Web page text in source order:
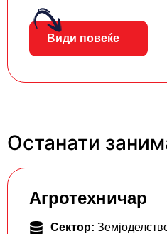
Види повеќе
Останати
Агротехничар
Сектор: